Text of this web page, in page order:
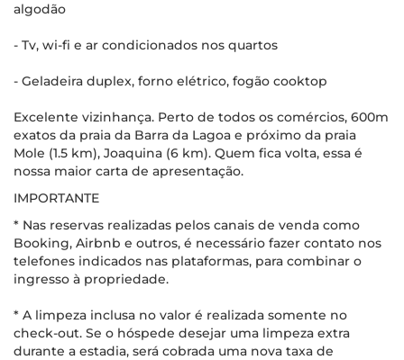
algodão
- Tv, wi-fi e ar condicionados nos quartos
- Geladeira duplex, forno elétrico, fogão cooktop
Excelente vizinhança. Perto de todos os comércios, 600m
exatos da praia da Barra da Lagoa e próximo da praia
Mole (1.5 km), Joaquina (6 km). Quem fica volta, essa é
nossa maior carta de apresentação.
IMPORTANTE
* Nas reservas realizadas pelos canais de venda como
Booking, Airbnb e outros, é necessário fazer contato nos
telefones indicados nas plataformas, para combinar o
ingresso à propriedade.
* A limpeza inclusa no valor é realizada somente no
check-out. Se o hóspede desejar uma limpeza extra
durante a estadia, será cobrada uma nova taxa de